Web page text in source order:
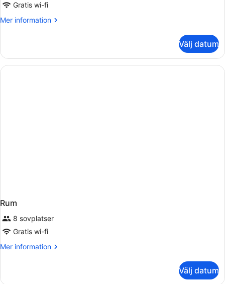
Gratis wi-fi
Mer information
Mer
-
balkong
Välj datum
Rum
8 sovplatser
Gratis wi-fi
Mer information
Mer
Välj datum